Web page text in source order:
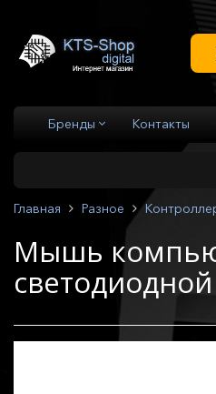
Бренды Контакты
Главная Разное
Мышь